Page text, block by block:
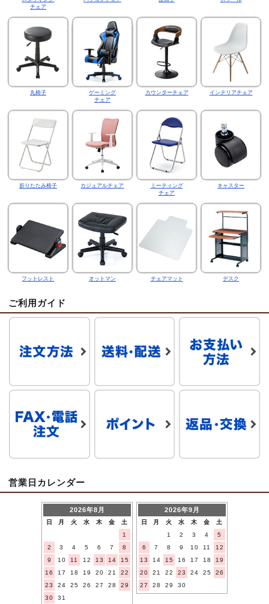
チェア
丸椅子
ゲーミング
チェア
カウンターチェア インテリアチェア
折りたたみ椅子 カジュアルチェア
ミーティング
チェア
キャスター
フットレスト オットマン チェアマット デスク
ご利用ガイド
営業日カレンダー
2026年8月
日 月 火 水 木 金
土
1
2
3 4 5 6 7
8
9
10 11 12 13 14
15
16
17 18 19 20 21
22
23
24 25 26 27 28
29
30
31
2026年9月
日 月 火 水 木 金
土
1
2 3 4
5
6
7 8 9 10 11
12
13
14 15 16 17 18
19
20
21 22 23 24 25
26
27
28 29 30